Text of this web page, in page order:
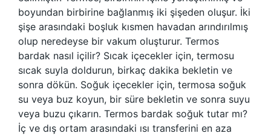
boyundan birbirine bağlanmış iki şişeden oluşur. İki
şişe arasındaki boşluk kısmen havadan arındırılmış
olup neredeyse bir vakum oluşturur. Termos
bardak nasıl içilir? Sıcak içecekler için, termosu
sıcak suyla doldurun, birkaç dakika bekletin ve
sonra dökün. Soğuk içecekler için, termosa soğuk
su veya buz koyun, bir süre bekletin ve sonra suyu
veya buzu çıkarın. Termos bardak soğuk tutar mı?
İç ve dış ortam arasındaki ısı transferini en aza